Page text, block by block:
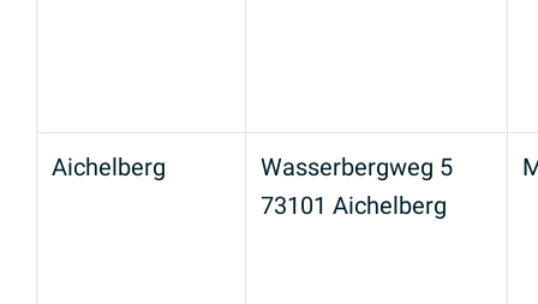
Aichelberg
Wasserbergweg 5
73101 Aichelberg